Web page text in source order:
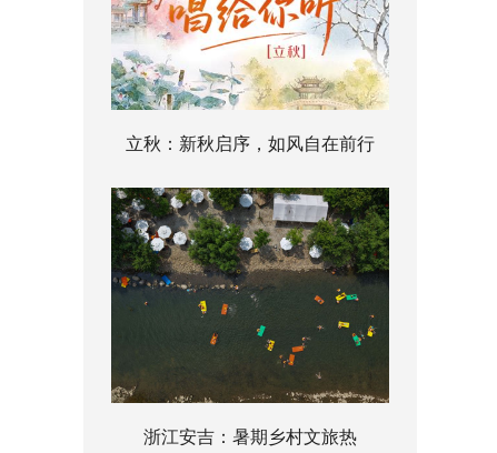
立秋：新秋启序，如风自在前行
浙江安吉：暑期乡村文旅热